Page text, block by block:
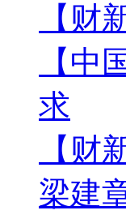
【财
【中
求
【财
梁建